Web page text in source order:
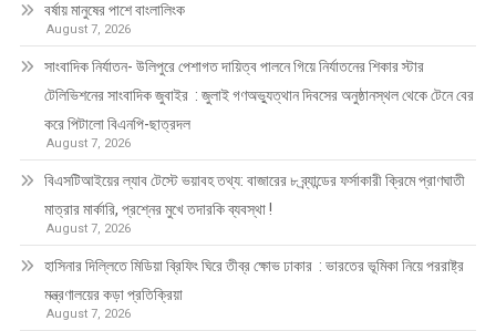
বর্ষায় মানুষের পাশে বাংলালিংক
August 7, 2026
সাংবাদিক নির্যাতন- উলিপুরে পেশাগত দায়িত্ব পালনে গিয়ে নির্যাতনের শিকার স্টার
টেলিভিশনের সাংবাদিক জুবাইর : জুলাই গণঅভ্যুত্থান দিবসের অনুষ্ঠানস্থল থেকে টেনে বের
করে পিটালো বিএনপি-ছাত্রদল
August 7, 2026
বিএসটিআইয়ের ল্যাব টেস্টে ভয়াবহ তথ্য: বাজারের ৮ ব্র্যান্ডের ফর্সাকারী ক্রিমে প্রাণঘাতী
মাত্রার মার্কারি, প্রশ্নের মুখে তদারকি ব্যবস্থা !
August 7, 2026
হাসিনার দিল্লিতে মিডিয়া ব্রিফিং ঘিরে তীব্র ক্ষোভ ঢাকার : ভারতের ভূমিকা নিয়ে পররাষ্ট্র
মন্ত্রণালয়ের কড়া প্রতিক্রিয়া
August 7, 2026